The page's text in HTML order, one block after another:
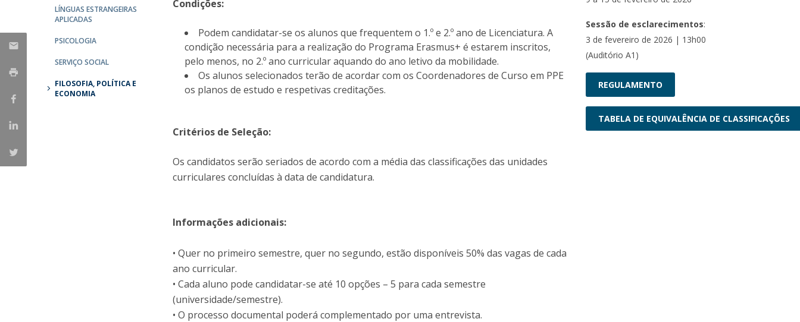
Portuguesa
Católica Research Centre for Psychological, Family and
Social Wellbeing
LÍNGUAS ESTRANGEIRAS
APLICADAS
PSICOLOGIA
SERVIÇO SOCIAL
FILOSOFIA, POLÍTICA E
ECONOMIA
Condições:
Podem candidatar-se os alunos que frequentem o 1.º e 2.º ano de Licenciatura. A
condição necessária para a realização do Programa Erasmus+ é estarem inscritos,
pelo menos, no 2.º ano curricular aquando do ano letivo da mobilidade.
Os alunos selecionados terão de acordar com os Coordenadores de Curso em PPE
os planos de estudo e respetivas creditações.
Critérios de Seleção:
Os candidatos serão seriados de acordo com a média das classificações das unidades
curriculares concluídas à data de candidatura.
Informações adicionais:
• Quer no primeiro semestre, quer no segundo, estão disponíveis 50% das vagas de cada
ano curricular.
• Cada aluno pode candidatar-se até 10 opções – 5 para cada semestre
(universidade/semestre).
• O processo documental poderá complementado por uma entrevista.
Sessão de esclarecimentos:
3 de fevereiro de 2026 | 13h00
(Auditório A1)
REGULAMENTO
TABELA DE EQUIVALÊNCIA DE CLASSIFICAÇÕES